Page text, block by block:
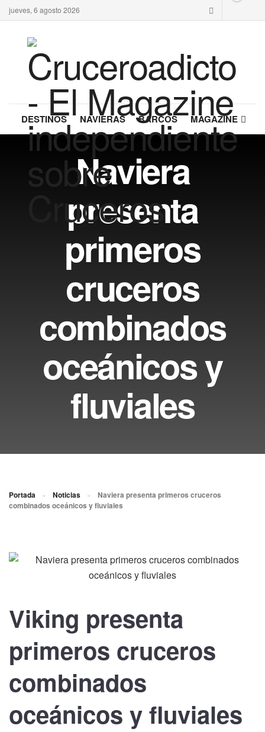
jueves, 6 agosto 2026
DESTINOS NAVIERAS BARCOS MAGAZINE
Naviera
presenta
primeros
cruceros
combinados
oceánicos y
fluviales
Portada » Noticias »
Naviera presenta primeros cruceros
combinados oceánicos y fluviales
Viking presenta
primeros cruceros
combinados
oceánicos y fluviales